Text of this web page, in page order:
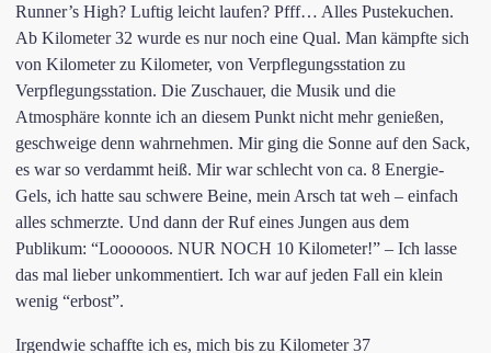
Runner’s High? Luftig leicht laufen? Pfff… Alles Pustekuchen.
Ab Kilometer 32 wurde es nur noch eine Qual. Man kämpfte sich
von Kilometer zu Kilometer, von Verpflegungsstation zu
Verpflegungsstation. Die Zuschauer, die Musik und die
Atmosphäre konnte ich an diesem Punkt nicht mehr genießen,
geschweige denn wahrnehmen. Mir ging die Sonne auf den Sack,
es war so verdammt heiß. Mir war schlecht von ca. 8 Energie-
Gels, ich hatte sau schwere Beine, mein Arsch tat weh – einfach
alles schmerzte. Und dann der Ruf eines Jungen aus dem
Publikum: “Loooooos. NUR NOCH 10 Kilometer!” – Ich lasse
das mal lieber unkommentiert. Ich war auf jeden Fall ein klein
wenig “erbost”.
Irgendwie schaffte ich es, mich bis zu Kilometer 37